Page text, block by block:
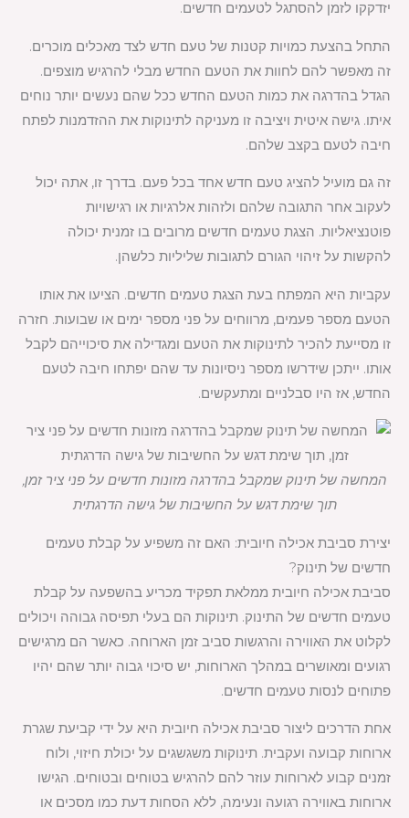
יזדקקו לזמן להסתגל לטעמים חדשים.
התחל בהצעת כמויות קטנות של טעם חדש לצד מאכלים מוכרים.
זה מאפשר להם לחוות את הטעם החדש מבלי להרגיש מוצפים.
הגדל בהדרגה את כמות הטעם החדש ככל שהם נעשים יותר נוחים
איתו. גישה איטית ויציבה זו מעניקה לתינוקות את ההזדמנות לפתח
חיבה לטעם בקצב שלהם.
זה גם מועיל להציג טעם חדש אחד בכל פעם. בדרך זו, אתה יכול
לעקוב אחר התגובה שלהם ולזהות אלרגיות או רגישויות
פוטנציאליות. הצגת טעמים חדשים מרובים בו זמנית יכולה
להקשות על זיהוי הגורם לתגובות שליליות כלשהן.
עקביות היא המפתח בעת הצגת טעמים חדשים. הציעו את אותו
הטעם מספר פעמים, מרווחים על פני מספר ימים או שבועות. חזרה
זו מסייעת להכיר לתינוקות את הטעם ומגדילה את סיכוייהם לקבל
אותו. ייתכן שידרשו מספר ניסיונות עד שהם יפתחו חיבה לטעם
החדש, אז היו סבלניים ומתעקשים.
המחשה של תינוק שמקבל בהדרגה מזונות חדשים על פני ציר זמן,
תוך שימת דגש על החשיבות של גישה הדרגתית
יצירת סביבת אכילה חיובית: האם זה משפיע על קבלת טעמים
חדשים של תינוק?
סביבת אכילה חיובית ממלאת תפקיד מכריע בהשפעה על קבלת
טעמים חדשים של התינוק. תינוקות הם בעלי תפיסה גבוהה ויכולים
לקלוט את האווירה והרגשות סביב זמן הארוחה. כאשר הם מרגישים
רגועים ומאושרים במהלך הארוחות, יש סיכוי גבוה יותר שהם יהיו
פתוחים לנסות טעמים חדשים.
אחת הדרכים ליצור סביבת אכילה חיובית היא על ידי קביעת שגרת
ארוחות קבועה ועקבית. תינוקות משגשגים על יכולת חיזוי, ולוח
זמנים קבוע לארוחות עוזר להם להרגיש בטוחים ובטוחים. הגישו
ארוחות באווירה רגועה ונעימה, ללא הסחות דעת כמו מסכים או